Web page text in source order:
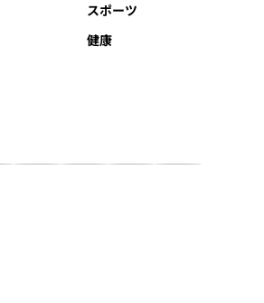
スポーツ
健康